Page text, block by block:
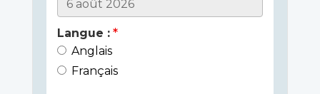
Langue :
Anglais
Français